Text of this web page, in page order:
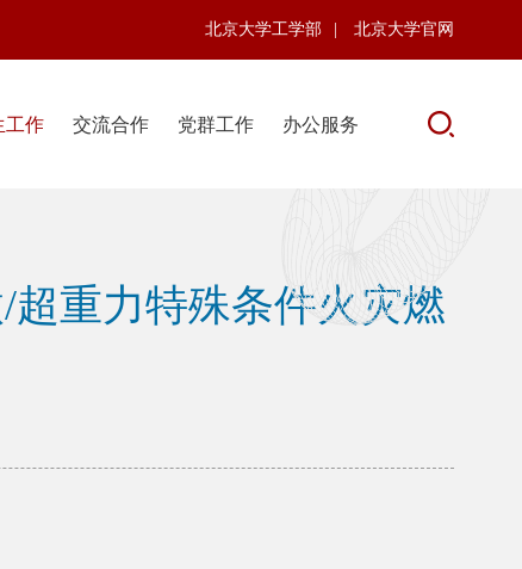
北京大学工学部 北京大学官网
工作 交流合作 党群工作 办公服务
超重力特殊条件火灾燃